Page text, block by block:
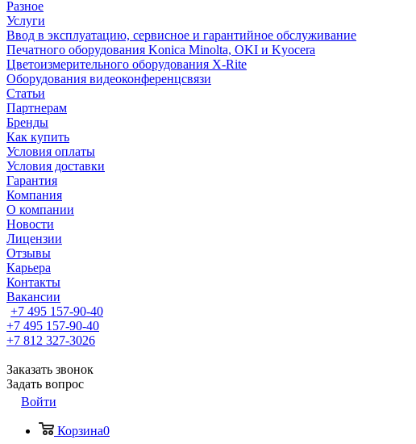
Разное
Услуги
Ввод в эксплуатацию, сервисное и гарантийное обслуживание
Печатного оборудования Konica Minolta, OKI и Kyocera
Цветоизмерительного оборудования X-Rite
Оборудования видеоконференцсвязи
Статьи
Партнерам
Бренды
Как купить
Условия оплаты
Условия доставки
Гарантия
Компания
О компании
Новости
Лицензии
Отзывы
Карьера
Контакты
Вакансии
+7 495 157-90-40
+7 495 157-90-40
+7 812 327-3026
Заказать звонок
Задать вопрос
Войти
Корзина0